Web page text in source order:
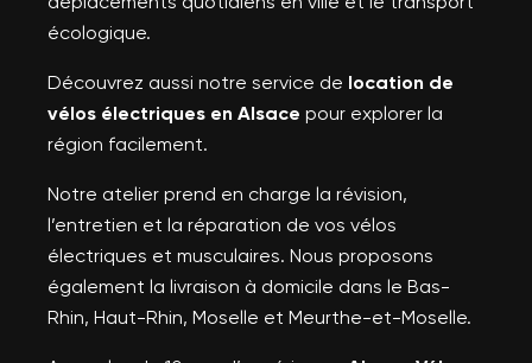
écologique.
Découvrez aussi notre service de location de
vélos électriques en Alsace pour explorer la
région facilement.
Notre atelier prend en charge la révision,
l’entretien et la réparation de vos vélos
électriques et musculaires. Nous proposons
également la livraison à domicile dans le Bas-
Rhin, Haut-Rhin, Moselle et Meurthe-et-Moselle.